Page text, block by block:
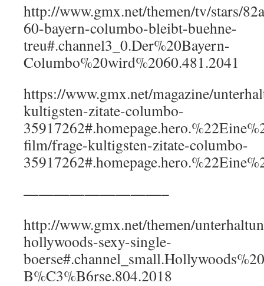
http://www.gmx.net/themen/tv/stars/
60-bayern-columbo-bleibt-buehne-
treu#.channel3_0.Der%20Bayern-
Columbo%20wird%2060.481.2041
https://www.gmx.net/magazine/
kultigsten-zitate-columbo-
film/frage-kultigsten-zitate-columbo-
—————————–
http://www.gmx.net/themen/
hollywoods-sexy-single-
B%C3%B6rse.804.2018